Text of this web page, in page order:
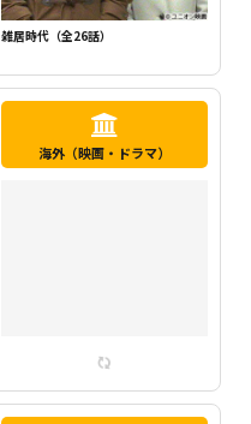
新・ミナミの帝王1（千原ジュニア主
海外（映画・ドラマ）